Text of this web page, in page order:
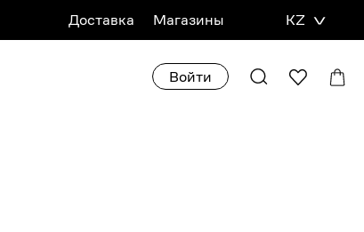
Доставка Магазины KZ
Войти